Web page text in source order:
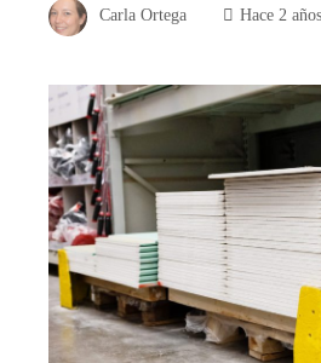
Carla Ortega Hace 2 años